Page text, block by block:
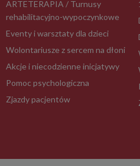
ARTETERAPIA / Turnusy
rehabilitacyjno-wypoczynkowe
Eventy i warsztaty dla dzieci
Wolontariusze z sercem na dłoni
Akcje i niecodzienne inicjatywy
Pomoc psychologiczna
Zjazdy pacjentów